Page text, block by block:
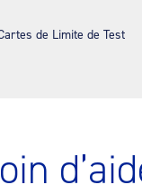
de Limite de Test